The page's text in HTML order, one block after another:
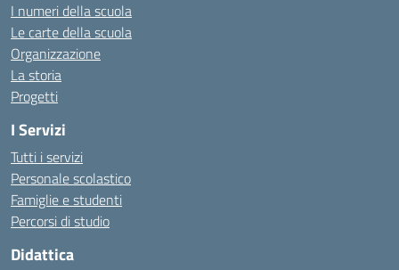
I numeri della scuola
Le carte della scuola
Organizzazione
La storia
Progetti
I Servizi
Tutti i servizi
Personale scolastico
Famiglie e studenti
Percorsi di studio
Didattica